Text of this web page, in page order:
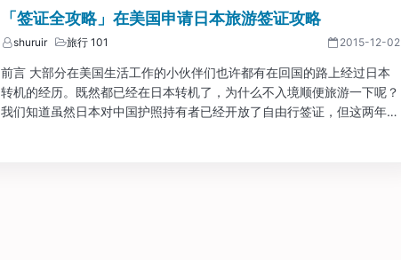
「签证全攻略」在美国申请日本旅游签证攻略
shuruir 旅行 101 2015-12-02
前言 大部分在美国生活工作的小伙伴们也许都有在回国的路上经过日本
转机的经历。既然都已经在日本转机了，为什么不入境顺便旅游一下呢？
我们知道虽然日本对中国护照持有者已经开放了自由行签证，但这两年在